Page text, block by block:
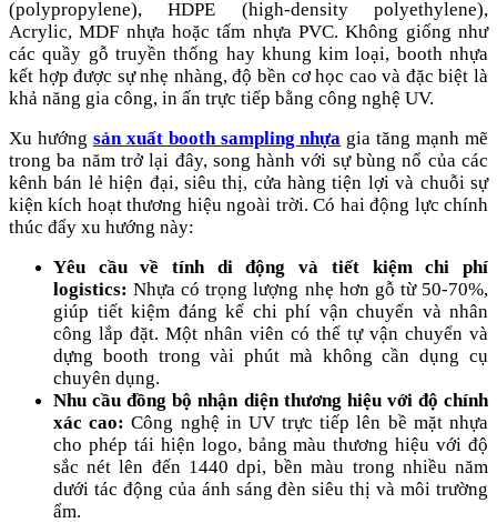
(polypropylene), HDPE (high-density polyethylene),
Acrylic, MDF nhựa hoặc tấm nhựa PVC. Không giống như
các quầy gỗ truyền thống hay khung kim loại, booth nhựa
kết hợp được sự nhẹ nhàng, độ bền cơ học cao và đặc biệt là
khả năng gia công, in ấn trực tiếp bằng công nghệ UV.
Xu hướng sản xuất booth sampling nhựa gia tăng mạnh mẽ
trong ba năm trở lại đây, song hành với sự bùng nổ của các
kênh bán lẻ hiện đại, siêu thị, cửa hàng tiện lợi và chuỗi sự
kiện kích hoạt thương hiệu ngoài trời. Có hai động lực chính
thúc đẩy xu hướng này:
Yêu cầu về tính di động và tiết kiệm chi phí
logistics: Nhựa có trọng lượng nhẹ hơn gỗ từ 50-70%,
giúp tiết kiệm đáng kể chi phí vận chuyển và nhân
công lắp đặt. Một nhân viên có thể tự vận chuyển và
dựng booth trong vài phút mà không cần dụng cụ
chuyên dụng.
Nhu cầu đồng bộ nhận diện thương hiệu với độ chính
xác cao: Công nghệ in UV trực tiếp lên bề mặt nhựa
cho phép tái hiện logo, bảng màu thương hiệu với độ
sắc nét lên đến 1440 dpi, bền màu trong nhiều năm
dưới tác động của ánh sáng đèn siêu thị và môi trường
ẩm.